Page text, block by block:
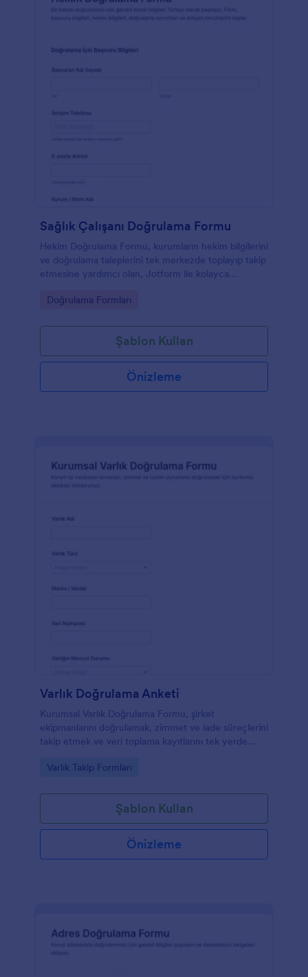
Sağlık Çalışanı Doğrulama Formu
Hekim Doğrulama Formu, kurumların hekim bilgilerini
ve doğrulama taleplerini tek merkezde toplayıp takip
etmesine yardımcı olan, Jotform ile kolayca
Go to Category:
Doğrulama Formları
Şablon Kullan
Önizleme
Varlık Doğrulama Anketi
Kurumsal Varlık Doğrulama Formu, şirket
ekipmanlarını doğrulamak, zimmet ve iade süreçlerini
takip etmek ve veri toplama kayıtlarını tek yerde
şablonudur.
Go to Category:
Varlık Takip Formları
Şablon Kullan
Önizleme